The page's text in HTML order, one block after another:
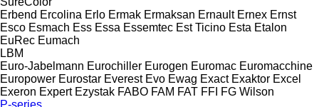
Erbend Ercolina Erlo Ermak Ermaksan Ernault Ernex Ernst
Esco Esmach Ess Essa Essemtec Est Ticino Esta Etalon
EuRec Eumach
LBM
Euro-Jabelmann Eurochiller Eurogen Euromac Euromacchine
Europower Eurostar Everest Evo Ewag Exact Exaktor Excel
Exeron Expert Ezystak FABO FAM FAT FFI FG Wilson
P-series